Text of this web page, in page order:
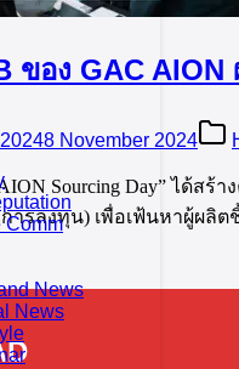
Comm
News
News
ของ GAC
8 November 2024
Sourcing Day” ได้
ารลงทุน) เพื่อเฟ้นหาผู้ผลิ